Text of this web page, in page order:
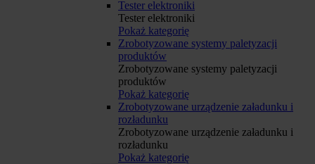
Tester elektroniki
Tester elektroniki
Pokaż kategorię
Zrobotyzowane systemy paletyzacji
produktów
Zrobotyzowane systemy paletyzacji
produktów
Pokaż kategorię
Zrobotyzowane urządzenie załadunku i
rozładunku
Zrobotyzowane urządzenie załadunku i
rozładunku
Pokaż kategorię